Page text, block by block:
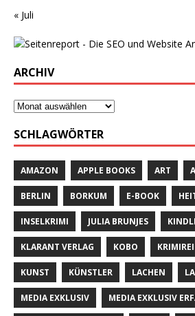
« Juli
ARCHIV
SCHLAGWÖRTER
AMAZON APPLE BOOKS ART
BERLIN BORKUM E-BOOK
INSELKRIMI JULIA BRUNJES
KLARANT VERLAG KOBO
KUNST KÜNSTLER LACHEN
MEDIA EXKLUSIV MEDIA EXKLUSIV